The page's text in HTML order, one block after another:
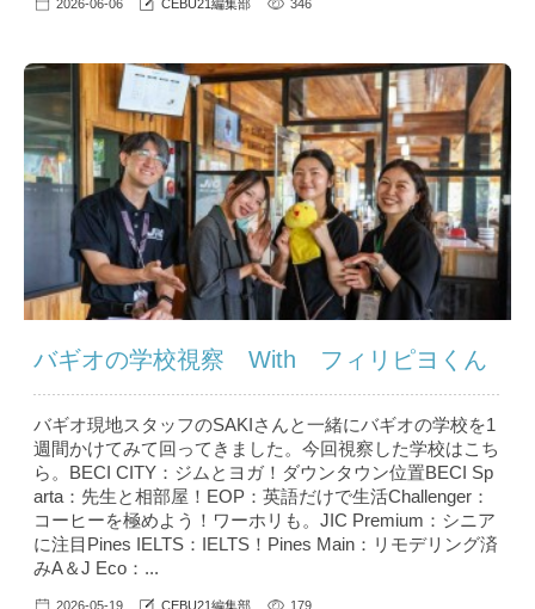
2026-06-06 CEBU21編集部 346
バギオの学校視察 With フィリピヨくん
バギオ現地スタッフのSAKIさんと一緒にバギオの学校を1
週間かけてみて回ってきました。今回視察した学校はこち
ら。BECI CITY：ジムとヨガ！ダウンタウン位置BECI Sp
arta：先生と相部屋！EOP：英語だけで生活Challenger：
コーヒーを極めよう！ワーホリも。JIC Premium：シニア
に注目Pines IELTS：IELTS！Pines Main：リモデリング済
みA＆J Eco：...
2026-05-19 CEBU21編集部 179